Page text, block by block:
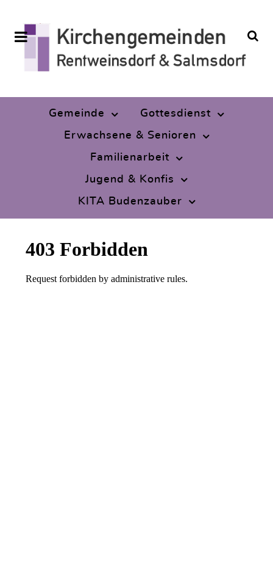
Gemeinde
Gottesdienst
Erwachsene & Senioren
Familienarbeit
Jugend & Konfis
KITA Budenzauber